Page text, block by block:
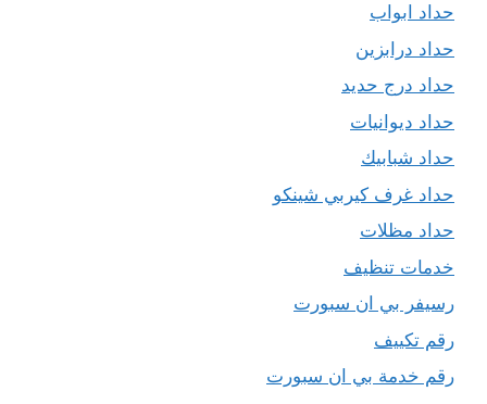
حداد ابواب
حداد درابزين
حداد درج حديد
حداد ديوانيات
حداد شبابيك
حداد غرف كيربي شينكو
حداد مظلات
خدمات تنظيف
رسيفر بي ان سبورت
رقم تكييف
رقم خدمة بي ان سبورت